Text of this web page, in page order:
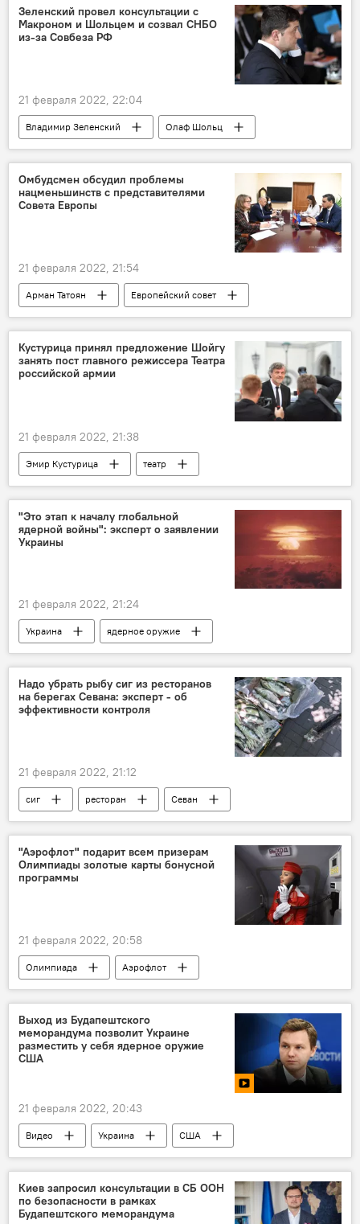
Зеленский провел консультации с
Макроном и Шольцем и созвал СНБО
из-за Совбеза РФ
21 февраля 2022, 22:04
Владимир Зеленский
Олаф Шольц
Совбез
РФ Макрон Эммануэль
Омбудсмен обсудил проблемы
нацменьшинств с представителями
Совета Европы
21 февраля 2022, 21:54
Арман Татоян
Европейский совет
Армения
Новости Армения
Кустурица принял предложение Шойгу
занять пост главного режиссера Театра
российской армии
21 февраля 2022, 21:38
Эмир Кустурица
театр
Сергей Шойгу
"Это этап к началу глобальной
ядерной войны": эксперт о заявлении
Украины
21 февраля 2022, 21:24
Украина ядерное оружие
Надо убрать рыбу сиг из ресторанов
на берегах Севана: эксперт - об
эффективности контроля
21 февраля 2022, 21:12
сиг ресторан
Севан
контроль
браконьерство
Армения
Новости Армения
"Аэрофлот" подарит всем призерам
Олимпиады золотые карты бонусной
программы
21 февраля 2022, 20:58
Олимпиада Аэрофлот
Выход из Будапештского
меморандума позволит Украине
разместить у себя ядерное оружие
США
21 февраля 2022, 20:43
Видео Украина
США
ядерное оружие
Киев запросил консультации в СБ ООН
по безопасности в рамках
Будапештского меморандума